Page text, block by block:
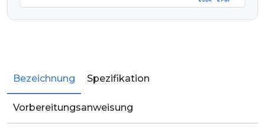
Bezeichnung Spezifikation
Vorbereitungsanweisung